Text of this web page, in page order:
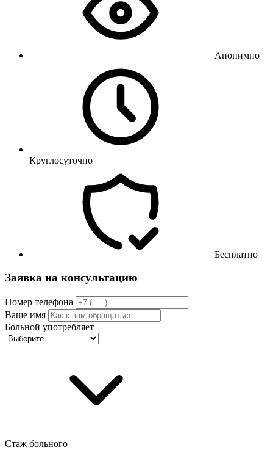
Анонимно
Круглосуточно
Бесплатно
Заявка на консультацию
Номер телефона
Ваше имя
Больной употребляет
Стаж больного